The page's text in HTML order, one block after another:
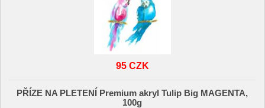
95 CZK
PŘÍZE NA PLETENÍ Premium akryl Tulip Big MAGENTA,
100g